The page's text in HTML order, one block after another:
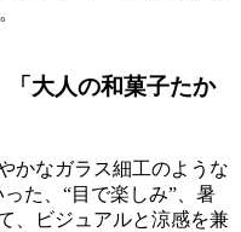
大人の和菓子たか
かなガラス細工のような
た、“目で楽しみ”、暑
、ビジュアルと涼感を兼